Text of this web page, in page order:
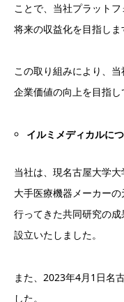
ことで、当社プラット
将来の収益化を目指しま
この取り組みにより、
企業価値の向上を目指し
イルミメディカルに
当社は、現名古屋大学大
大手医療機器メーカー
行ってきた共同研究の
設立いたしました。
また、2023年4月1日名
した。